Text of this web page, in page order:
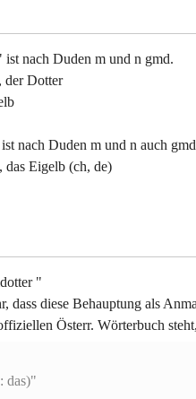
nach Duden m und n gmd.
der Dotter
nach Duden m und n auch
Eigelb (ch, de)
"
dass diese Behauptung als
Österr. Wörterbuch
: das)"